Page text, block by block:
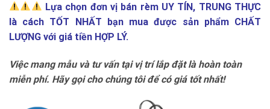
Lựa chọn đơn vị bán rèm UY TÍN, TRUNG THỰC
là cách TỐT NHẤT bạn mua được sản phẩm CHẤT
LƯỢNG với giá tiền HỢP LÝ.
Việc mang mẫu và tư vấn tại vị trí lắp đặt là hoàn toàn
miễn phí. Hãy gọi cho chúng tôi để có giá tốt nhất!